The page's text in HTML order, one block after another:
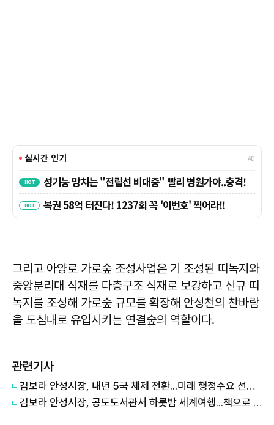
그리고 아양로 가로숲 조성사업은 기 조성된 띠녹지와
중앙분리대 식재를 다층구조 식재로 보강하고 신규 띠
녹지를 조성해 가로숲 규모를 확장해 안성천의 찬바람
을 도심내로 유입시키는 연결숲의 역할이다.
관련기사
김보라 안성시장, 내년 5국 체제 전환...미래 행정수요 선제 대응
김보라 안성시장, 공도도서관서 하룻밤 세계여행...책으로 채운 여름밤